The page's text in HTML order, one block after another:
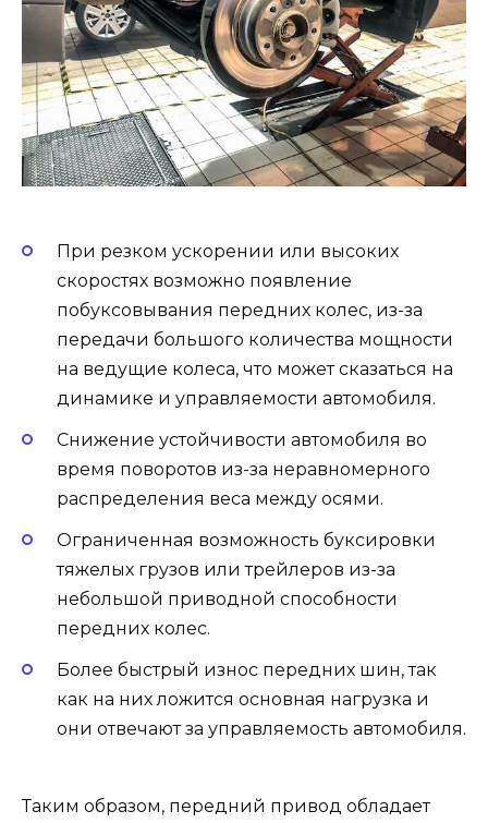
При резком ускорении или высоких
скоростях возможно появление
побуксовывания передних колес, из-за
передачи большого количества мощности
на ведущие колеса, что может сказаться на
динамике и управляемости автомобиля.
Снижение устойчивости автомобиля во
время поворотов из-за неравномерного
распределения веса между осями.
Ограниченная возможность буксировки
тяжелых грузов или трейлеров из-за
небольшой приводной способности
передних колес.
Более быстрый износ передних шин, так
как на них ложится основная нагрузка и
они отвечают за управляемость автомобиля.
Таким образом, передний привод обладает